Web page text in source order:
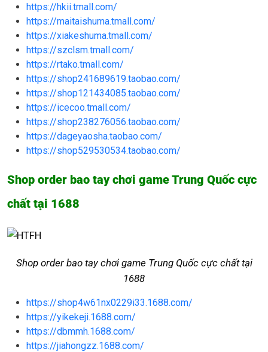
https://hkii.tmall.com/
https://maitaishuma.tmall.com/
https://xiakeshuma.tmall.com/
https://szclsm.tmall.com/
https://rtako.tmall.com/
https://shop241689619.taobao.com/
https://shop121434085.taobao.com/
https://icecoo.tmall.com/
https://shop238276056.taobao.com/
https://dageyaosha.taobao.com/
https://shop529530534.taobao.com/
Shop order bao tay chơi game Trung Quốc cực
chất tại 1688
Shop order bao tay chơi game Trung Quốc cực chất tại
1688
https://shop4w61nx0229i33.1688.com/
https://yikekeji.1688.com/
https://dbmmh.1688.com/
https://jiahongzz.1688.com/